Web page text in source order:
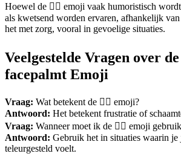
Hoewel de 🤦‍♀️ emoji vaak humoristisch
als kwetsend worden ervaren, afhankelijk
het met zorg, vooral in gevoelige situaties.
Veelgestelde Vragen over
facepalmt Emoji
Vraag: Wat betekent de 🤦‍♀️ emoji?
Antwoord: Het betekent frustratie of
Vraag: Wanneer moet ik de 🤦‍♀️ emoji
Antwoord: Gebruik het in situaties waarin
teleurgesteld voelt.